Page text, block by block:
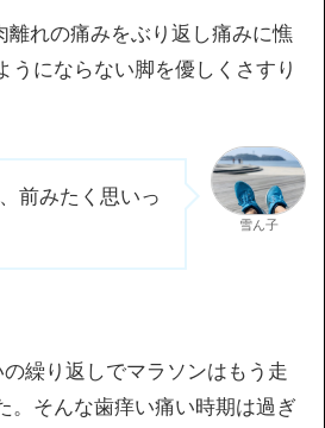
れの痛みをぶり返し痛みに憔
うにならない脚を優しくさすり
前みたく思いっ
雪ん子
繰り返しでマラソンはもう走
。そんな歯痒い痛い時期は過ぎ